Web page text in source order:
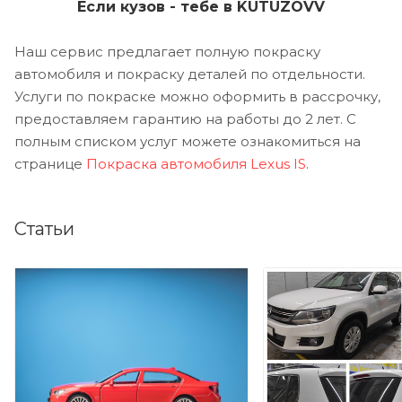
Если кузов - тебе в KUTUZOVV
Наш сервис предлагает полную покраску
автомобиля и покраску деталей по отдельности.
Услуги по покраске можно оформить в рассрочку,
предоставляем гарантию на работы до 2 лет. С
полным списком услуг можете ознакомиться на
странице Покраска автомобиля Lexus IS.
Статьи